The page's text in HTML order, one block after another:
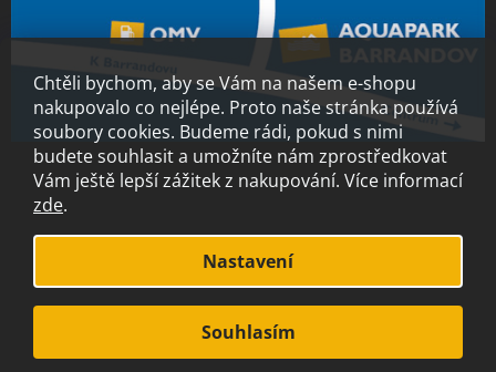
Chtěli bychom, aby se Vám na našem e-shopu
nakupovalo co nejlépe. Proto naše stránka používá
soubory cookies. Budeme rádi, pokud s nimi
budete souhlasit a umožníte nám zprostředkovat
Vám ještě lepší zážitek z nakupování. Více informací
zde.
Nastavení
Souhlasím
Vytvořil Shoptet
S láskou vyrobiloFilipesmedia 🧡